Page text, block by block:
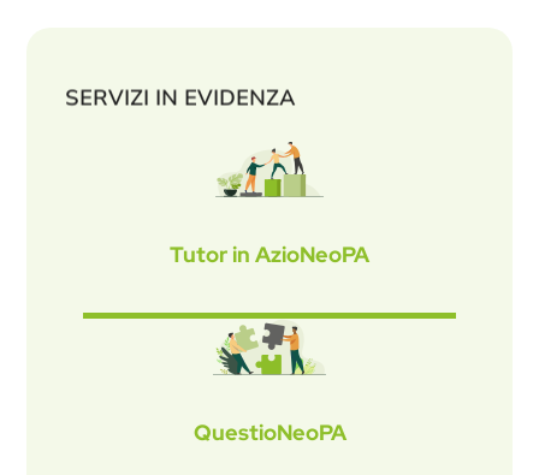
SERVIZI IN EVIDENZA
Tutor in AzioNeoPA
QuestioNeoPA